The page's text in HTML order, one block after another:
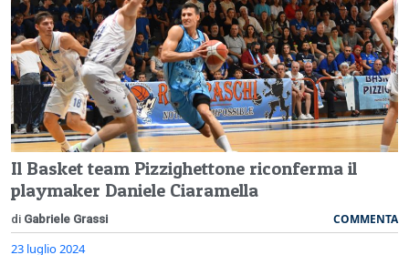
Il Basket team Pizzighettone riconferma il
playmaker Daniele Ciaramella
di Gabriele Grassi COMMENTA
23 luglio 2024